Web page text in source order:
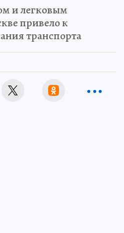
и легковым
привело к
транспорта